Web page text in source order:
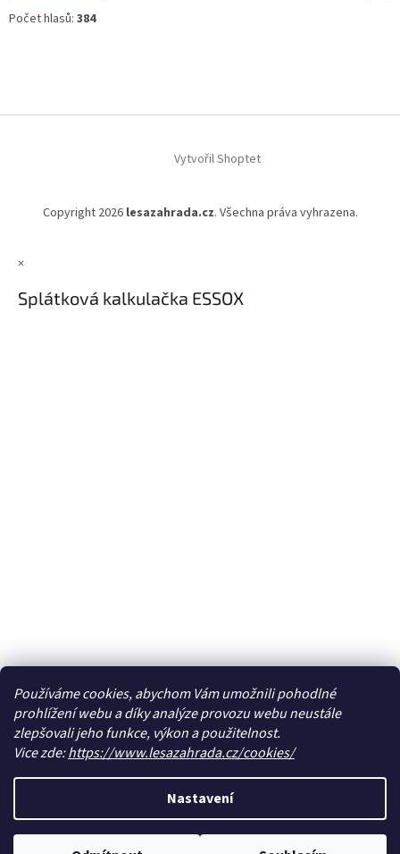
Používáme cookies, abychom Vám umožnili pohodlné
prohlížení webu a díky analýze provozu webu neustále
zlepšovali jeho funkce, výkon a použitelnost.
Vice zde:https://www.lesazahrada.cz/cookies/
Nastavení
Počet hlasů: 384
Vytvořil Shoptet
Copyright 2026 lesazahrada.cz. Všechna práva vyhrazena.
×
Splátková kalkulačka ESSOX